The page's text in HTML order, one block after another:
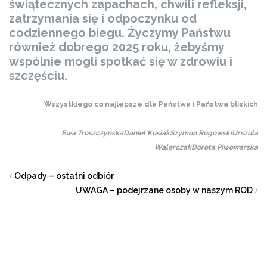
świątecznych zapachach, chwili refleksji,
zatrzymania się i odpoczynku od
codziennego biegu. Życzymy Państwu
również dobrego 2025 roku, żebyśmy
wspólnie mogli spotkać się w zdrowiu i
szczęściu.
Wszystkiego co najlepsze dla Państwa i Państwa bliskich
Ewa TroszczyńskaDaniel KusiakSzymon RogowskiUrszula
WalerczakDorota Piwowarska
Odpady – ostatni odbiór
UWAGA – podejrzane osoby w naszym ROD